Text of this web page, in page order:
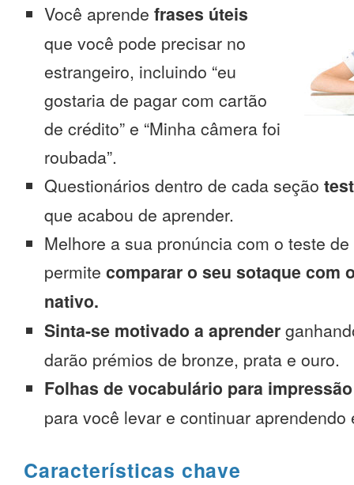
Você aprende frases úteis
que você pode precisar no
estrangeiro, incluindo “eu
gostaria de pagar com cartão
de crédito” e “Minha câmera foi
roubada”.
Questionários dentro de cada seção
que acabou de aprender.
Melhore a sua pronúncia com o teste
permite comparar o seu sotaque com
nativo.
Sinta-se motivado a aprender
darão prémios de bronze, prata e ouro.
Folhas de vocabulário para impressão
para você levar e continuar aprendendo
Características chave